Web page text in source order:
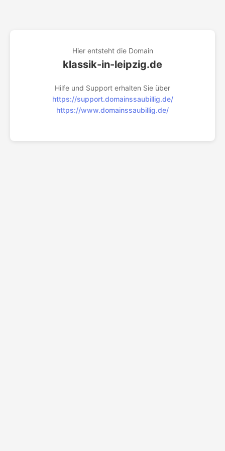
Hier entsteht die Domain
klassik-in-leipzig.de
Hilfe und Support erhalten Sie über
https://support.domainssaubillig.de/
https://www.domainssaubillig.de/